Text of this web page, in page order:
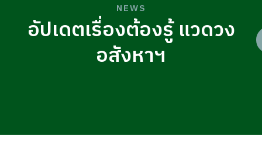
NEWS
อัปเดตเรื่องต้องรู้ แวดวง
อสังหาฯ